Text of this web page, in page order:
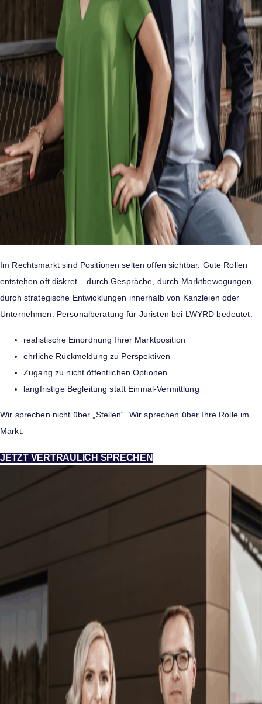
Im Rechtsmarkt sind Positionen selten offen sichtbar. Gute Rollen
entstehen oft diskret – durch Gespräche, durch Marktbewegungen,
durch strategische Entwicklungen innerhalb von Kanzleien oder
Unternehmen. Personalberatung für Juristen bei LWYRD bedeutet:
realistische Einordnung Ihrer Marktposition
ehrliche Rückmeldung zu Perspektiven
Zugang zu nicht öffentlichen Optionen
langfristige Begleitung statt Einmal-Vermittlung
Wir sprechen nicht über „Stellen“. Wir sprechen über Ihre Rolle im
Markt.
JETZT VERTRAULICH SPRECHEN